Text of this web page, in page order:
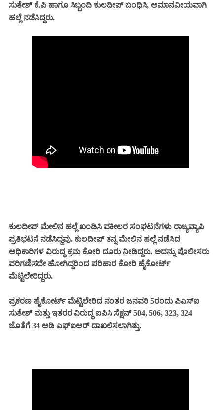
ಸುತೇಶ್ ಕೆ.ಪಿ ಹಾಗೂ ಸಿಬ್ಬಂದಿ ಕುಲದೀಪ್ ಬಂಧಿಸಿ, ಅಮಾನವೀಯವಾಗಿ
ಹಲ್ಲೆ ನಡೆಸಿದ್ದರು.
ಕುಲದೀಪ್ ಮೇಲಿನ ಹಲ್ಲೆ ಖಂಡಿಸಿ ವಕೀಲರ ಸಂಘಟನೆಗಳು ರಾಜ್ಯವ್ಯಾಪಿ
ಪ್ರತಿಭಟನೆ ನಡೆಸಿದ್ದವು. ಕುಲದೀಪ್ ತನ್ನ ಮೇಲಿನ ಹಲ್ಲೆ ನಡೆಸಿದ
ಅಧಿಕಾರಿಗಳ ವಿರುದ್ಧ ಕ್ರಮ ಕೋರಿ ದೂರು ನೀಡಿದ್ದರು. ಅದನ್ನು ಪೊಲೀಸರು
ಪರಿಗಣಿಸದೇ ಹೋಗಿದ್ದರಿಂದ ಪರಿಹಾರ ಕೋರಿ ಹೈಕೋರ್ಟ್
ಮೆಟ್ಟಿಲೇರಿದ್ದರು.
ಪ್ರಕರಣ ಹೈಕೋರ್ಟ್ ಮೆಟ್ಟಿಲೇರಿದ ನಂತರ ಜನವರಿ 5ರಂದು ಪಿಎಸ್‌ಐ
ಸುತೇಶ್‌ ಮತ್ತು ಇತರರ ವಿರುದ್ಧ ಐಪಿಸಿ ಸೆಕ್ಷನ್‌ 504, 506, 323, 324
ಜೊತೆಗೆ 34 ಅಡಿ ಎಫ್‌ಐಆರ್‌ ದಾಖಲಿಸಲಾಗಿತ್ತು.